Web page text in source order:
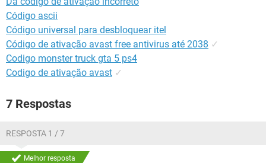
Código ascii
Código universal para desbloquear itel
Código de ativação avast free antivirus até 2038 ✓
Codigo monster truck gta 5 ps4
Codigo de ativação avast ✓
7 Respostas
RESPOSTA 1 / 7
Melhor resposta